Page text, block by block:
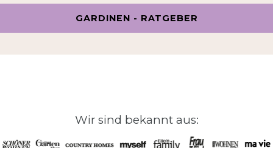
GARDINEN - RATGEBER
Wir sind bekannt aus: